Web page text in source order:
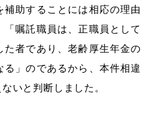
助することには相応の理由
嘱託職員は、正職員として
た者であり、老齢厚生年金の
」のであるから、本件相違
いと判断しました。